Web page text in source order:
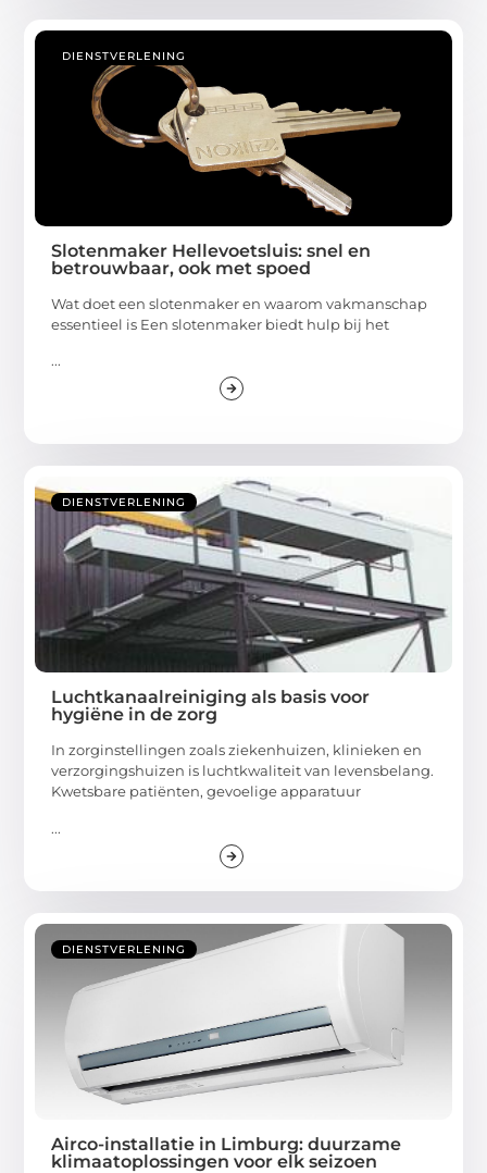
DIENSTVERLENING
Slotenmaker Hellevoetsluis: snel en
betrouwbaar, ook met spoed
Wat doet een slotenmaker en waarom vakmanschap
essentieel is Een slotenmaker biedt hulp bij het
...
DIENSTVERLENING
Luchtkanaalreiniging als basis voor
hygiëne in de zorg
In zorginstellingen zoals ziekenhuizen, klinieken en
verzorgingshuizen is luchtkwaliteit van levensbelang.
Kwetsbare patiënten, gevoelige apparatuur
...
DIENSTVERLENING
Airco-installatie in Limburg: duurzame
klimaatoplossingen voor elk seizoen